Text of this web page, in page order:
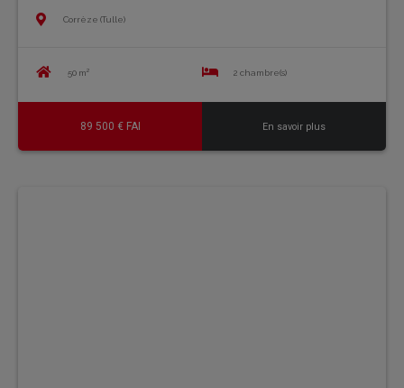
Corrèze (Tulle)
50 m² 2 chambre(s)
89 500 € FAI En savoir plus